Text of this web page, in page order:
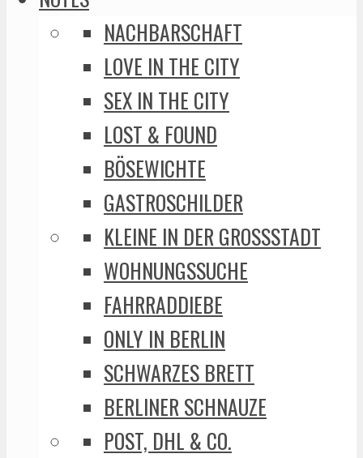
NACHBARSCHAFT
LOVE IN THE CITY
SEX IN THE CITY
LOST & FOUND
BÖSEWICHTE
GASTROSCHILDER
KLEINE IN DER GROSSSTADT
WOHNUNGSSUCHE
FAHRRADDIEBE
ONLY IN BERLIN
SCHWARZES BRETT
BERLINER SCHNAUZE
POST, DHL & CO.